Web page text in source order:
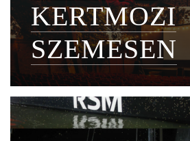
KERTMOZI
SZEMESEN